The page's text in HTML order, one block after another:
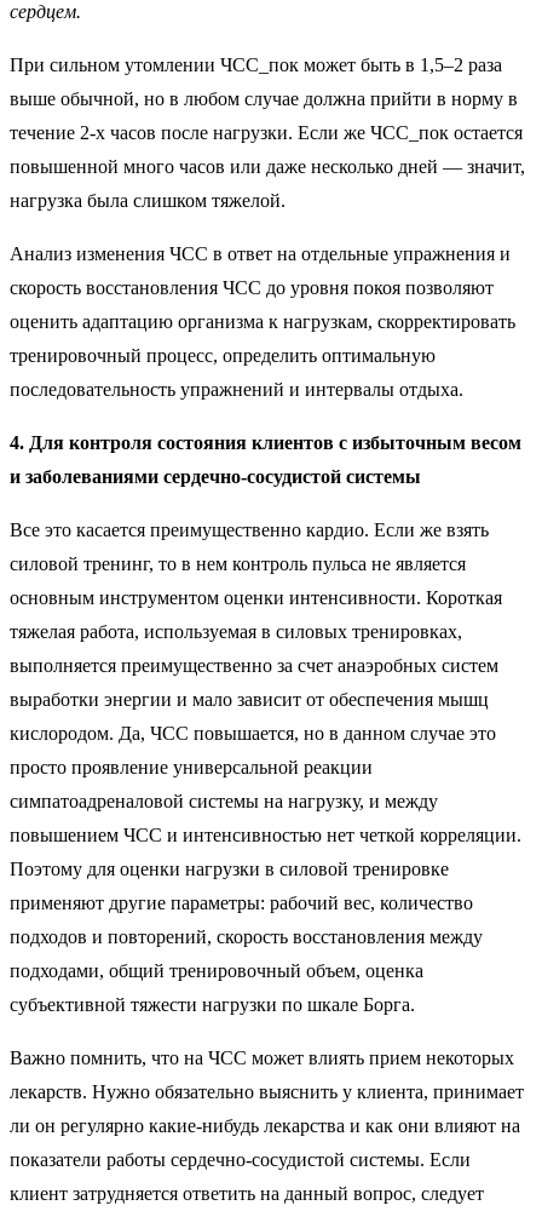
сердцем.
При сильном утомлении ЧСС_пок может быть в 1,5–2 раза
выше обычной, но в любом случае должна прийти в норму в
течение 2-х часов после нагрузки. Если же ЧСС_пок остается
повышенной много часов или даже несколько дней — значит,
нагрузка была слишком тяжелой.
Анализ изменения ЧСС в ответ на отдельные упражнения и
скорость восстановления ЧСС до уровня покоя позволяют
оценить адаптацию организма к нагрузкам, скорректировать
тренировочный процесс, определить оптимальную
последовательность упражнений и интервалы отдыха.
4. Для контроля состояния клиентов с избыточным весом
и заболеваниями сердечно-сосудистой системы
Все это касается преимущественно кардио. Если же взять
силовой тренинг, то в нем контроль пульса не является
основным инструментом оценки интенсивности. Короткая
тяжелая работа, используемая в силовых тренировках,
выполняется преимущественно за счет анаэробных систем
выработки энергии и мало зависит от обеспечения мышц
кислородом. Да, ЧСС повышается, но в данном случае это
просто проявление универсальной реакции
симпатоадреналовой системы на нагрузку, и между
повышением ЧСС и интенсивностью нет четкой корреляции.
Поэтому для оценки нагрузки в силовой тренировке
применяют другие параметры: рабочий вес, количество
подходов и повторений, скорость восстановления между
подходами, общий тренировочный объем, оценка
субъективной тяжести нагрузки по шкале Борга.
Важно помнить, что на ЧСС может влиять прием некоторых
лекарств. Нужно обязательно выяснить у клиента, принимает
ли он регулярно какие-нибудь лекарства и как они влияют на
показатели работы сердечно-сосудистой системы. Если
клиент затрудняется ответить на данный вопрос, следует